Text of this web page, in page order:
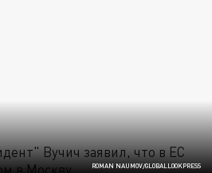
ROMAN NAUMOV/GLOBALLOOKPRESS